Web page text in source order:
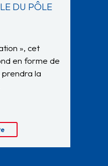
DU PÔLE
», cet
en forme de
la